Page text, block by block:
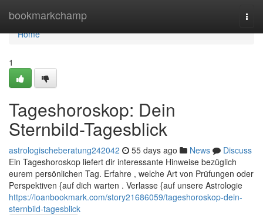
bookmarkchamp
Home
Home
1
Tageshoroskop: Dein
Sternbild-Tagesblick
astrologischeberatung242042 55 days ago News
Discuss
Ein Tageshoroskop liefert dir interessante Hinweise bezüglich
eurem persönlichen Tag. Erfahre , welche Art von Prüfungen oder
Perspektiven {auf dich warten . Verlasse {auf unsere Astrologie
https://loanbookmark.com/story21686059/tageshoroskop-dein-
sternbild-tagesblick